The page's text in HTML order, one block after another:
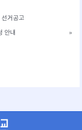
거공고
안내
»